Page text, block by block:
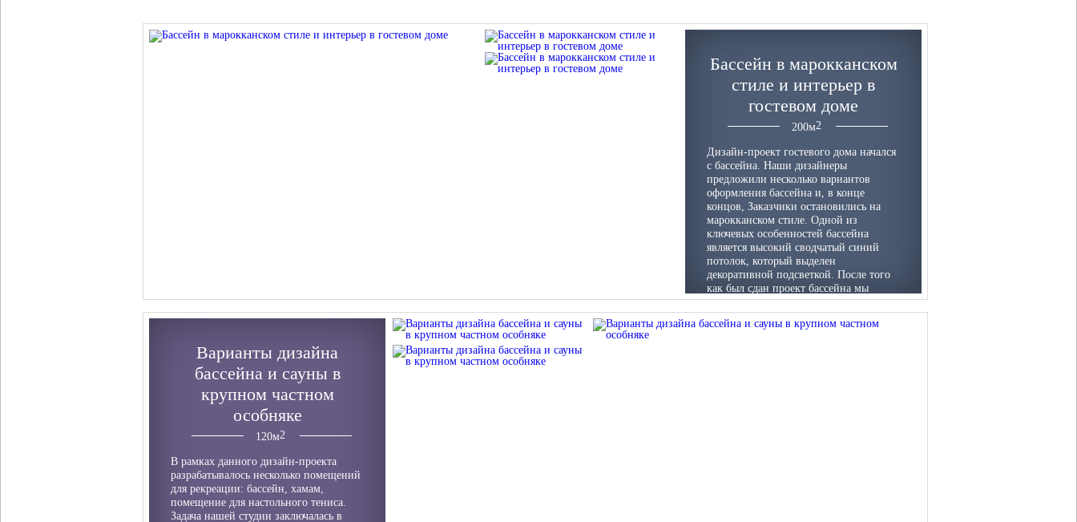
Бассейн в марокканском
стиле и интерьер в
гостевом доме
200м
Дизайн-проект гостевого дома начался
с бассейна. Наши дизайнеры
предложили несколько вариантов
оформления бассейна и, в конце
концов, Заказчики остановились на
марокканском стиле. Одной из
ключевых особенностей бассейна
является высокий сводчатый синий
потолок, который выделен
декоративной подсветкой. После того
как был сдан проект бассейна мы
перешли к остальным помещениям
гостевого дома – гостиной, спальням,
прихожей и др. Позже Заказчики
Варианты дизайна
бассейна и сауны в
крупном частном
особняке
120м
В рамках данного дизайн-проекта
разрабатывалось несколько помещений
для рекреации: бассейн, хамам,
помещение для настольного тениса.
Задача нашей студии заключалась в